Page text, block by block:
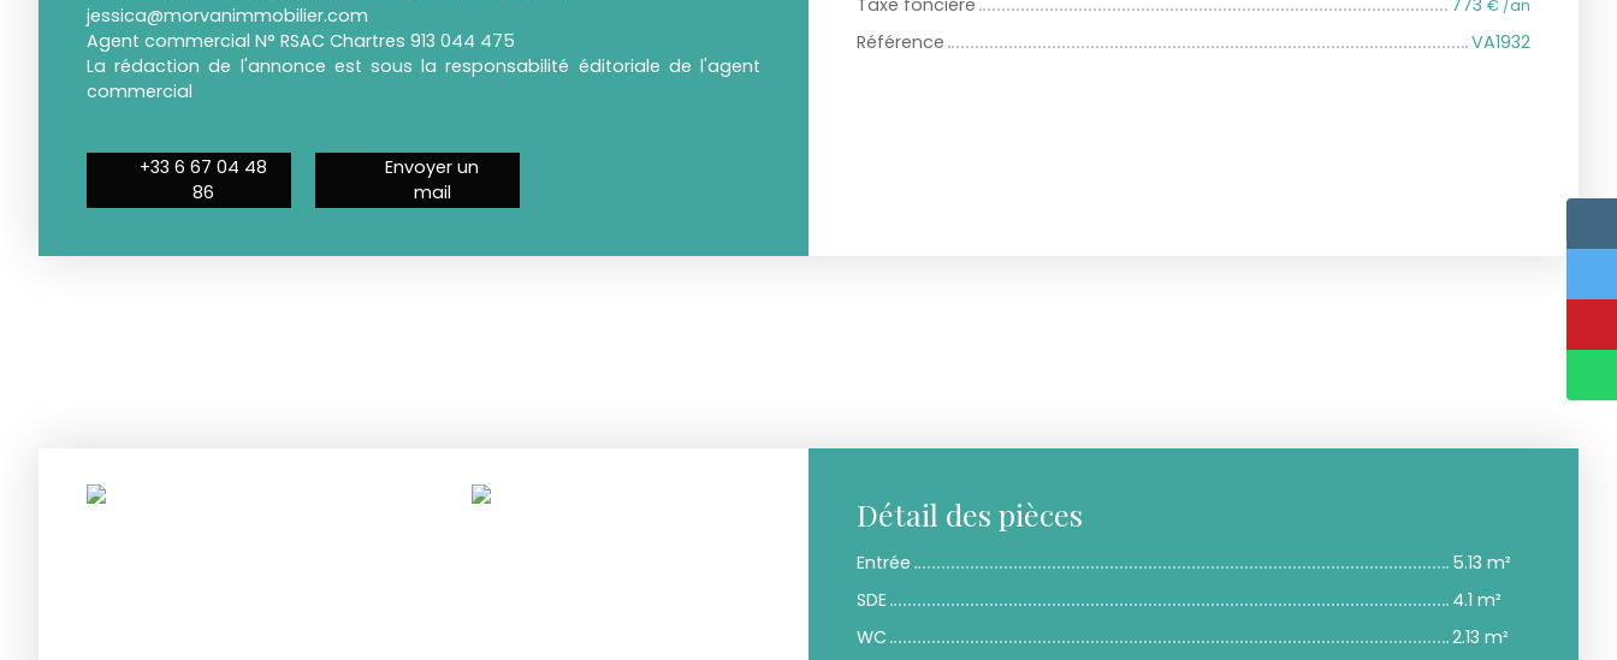
jessica@morvanimmobilier.com
Agent commercial N° RSAC Chartres 913 044 475
La rédaction de l'annonce est sous la responsabilité éditoriale de l'agent
commercial
+33 6 67 04 48
86
Envoyer un
mail
€ /an
Référence VA1932
Détail des pièces
Entrée
5.13 m²
SDE
4.1 m²
WC
2.13 m²